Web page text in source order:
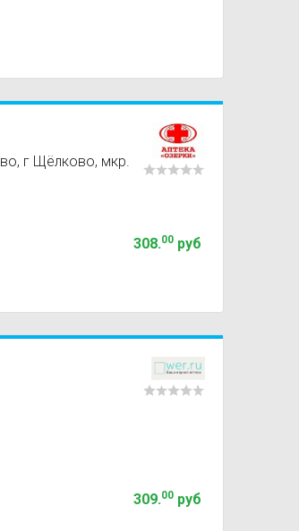
г Щёлково, мкр.
308.00руб
309.00руб